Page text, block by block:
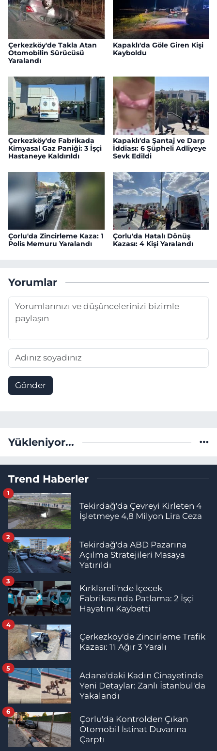
Çerkezköy'de Takla Atan
Otomobilin Sürücüsü
Yaralandı
Kapaklı'da Göle Giren Kişi
Kayboldu
Çerkezköy'de Fabrikada
Kimyasal Gaz Paniği: 3 İşçi
Hastaneye Kaldırıldı
Kapaklı'da Şantaj ve Darp
İddiası: 6 Şüpheli Adliyeye
Sevk Edildi
Çorlu'da Zincirleme Kaza: 1
Polis Memuru Yaralandı
Çorlu'da Hatalı Dönüş
Kazası: 4 Kişi Yaralandı
Yorumlar
Gönder
Yükleniyor...
Trend Haberler
Tekirdağ'da Çevreyi Kirleten 4
İşletmeye 4,8 Milyon Lira Ceza
1
Tekirdağ'da ABD Pazarına
Açılma Stratejileri Masaya
Yatırıldı
2
Kırklareli'nde İçecek
Fabrikasında Patlama: 2 İşçi
Hayatını Kaybetti
3
Çerkezköy'de Zincirleme Trafik
Kazası: 1'i Ağır 3 Yaralı
4
Adana'daki Kadın Cinayetinde
Yeni Detaylar: Zanlı İstanbul'da
Yakalandı
5
Çorlu'da Kontrolden Çıkan
Otomobil İstinat Duvarına
Çarptı
6